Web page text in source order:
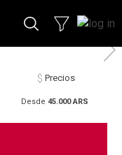
Precios
Desde 45.000 ARS